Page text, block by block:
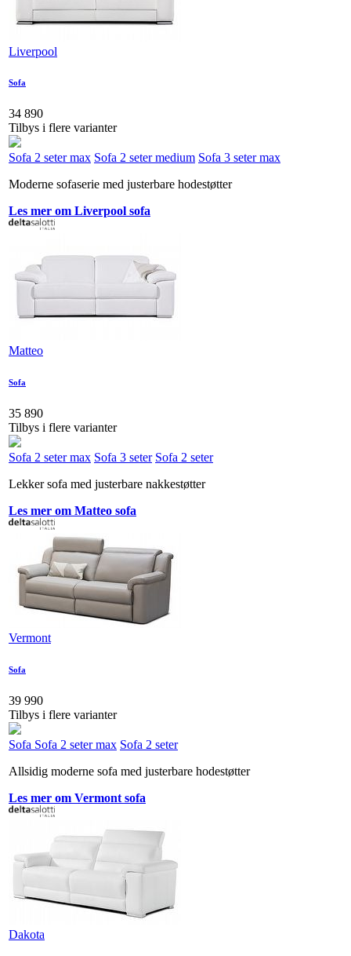
Liverpool
Sofa
34 890
Tilbys i flere varianter
Sofa 2 seter max Sofa 2 seter medium Sofa 3 seter max
Moderne sofaserie med justerbare hodestøtter
Les mer om Liverpool sofa
Matteo
Sofa
35 890
Tilbys i flere varianter
Sofa 2 seter max Sofa 3 seter Sofa 2 seter
Lekker sofa med justerbare nakkestøtter
Les mer om Matteo sofa
Vermont
Sofa
39 990
Tilbys i flere varianter
Sofa Sofa 2 seter max Sofa 2 seter
Allsidig moderne sofa med justerbare hodestøtter
Les mer om Vermont sofa
Dakota